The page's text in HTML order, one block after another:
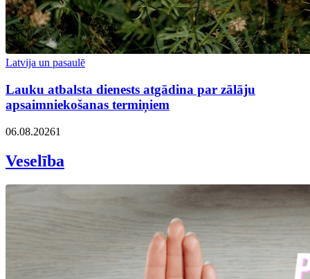
Latvija un pasaulē
Lauku atbalsta dienests atgādina par zālāju
apsaimniekošanas termiņiem
06.08.20261
Veselība